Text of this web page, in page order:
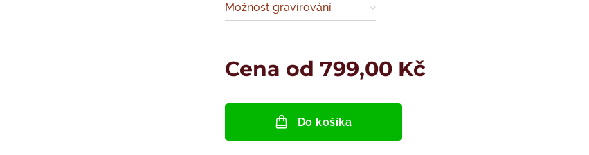
Možnost gravírování
Cena od799,00 Kč
Do košíka